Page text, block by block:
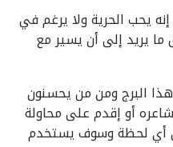
إنه يحب الحرية ولا يرغم في
يريد إلى أن يسير مع
البرج ومن من يحسنون
أو إقدم على محاولة
في أي لحظة وسوف يستخدم